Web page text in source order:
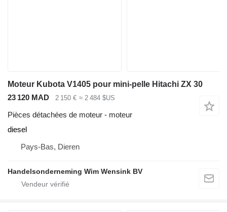
Moteur Kubota V1405 pour mini-pelle Hitachi ZX 30
23 120 MAD
2 150 € ≈ 2 484 $US
Pièces détachées de moteur - moteur
diesel
Pays-Bas, Dieren
Handelsonderneming Wim Wensink BV